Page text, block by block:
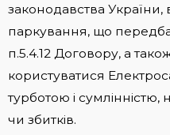
законодавства
паркування, що
п.5.4.12 Договору, а
користуватися
турботою і
чи збитків.